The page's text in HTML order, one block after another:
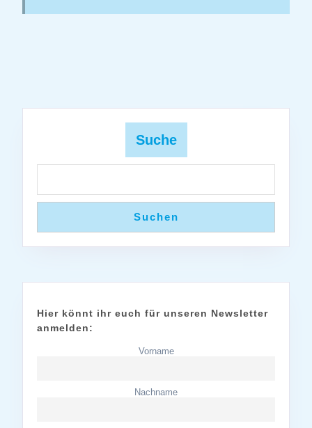
Suche
Suchen
Hier könnt ihr euch für unseren Newsletter
anmelden:
Vorname
Nachname